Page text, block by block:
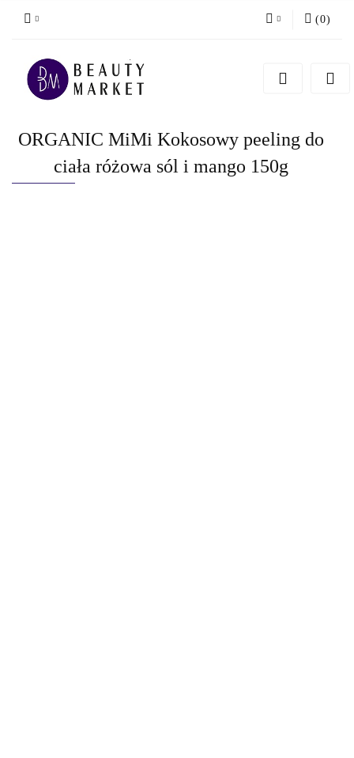
Zarejestruj się
(0)
ORGANIC MiMi Kokosowy peeling do
ciała różowa sól i mango 150g